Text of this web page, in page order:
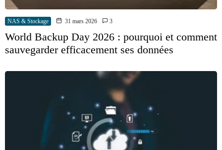
NAS & Stockage 31 mars 2026 3
World Backup Day 2026 : pourquoi et comment
sauvegarder efficacement ses données